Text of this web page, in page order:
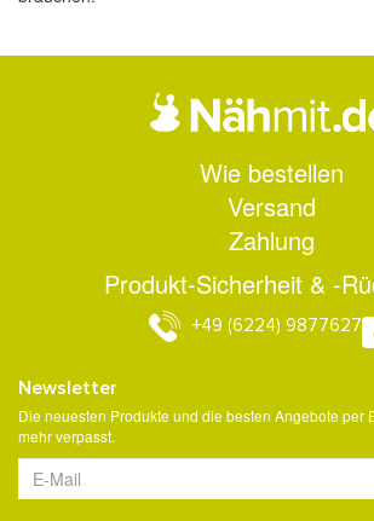
Wie bestellen
Versand
Zahlung
Produkt-Sicherheit & -
+49 (6224) 9877627
Newsletter
Die neuesten Produkte und die besten Angebote per
mehr verpasst.
Newsletter